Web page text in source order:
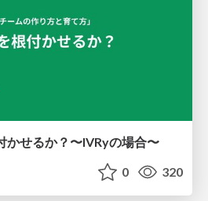
かせるか？〜IVRyの場合〜
0 320